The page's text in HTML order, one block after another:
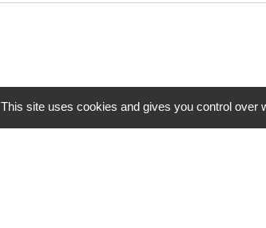
This site uses cookies and gives you control over